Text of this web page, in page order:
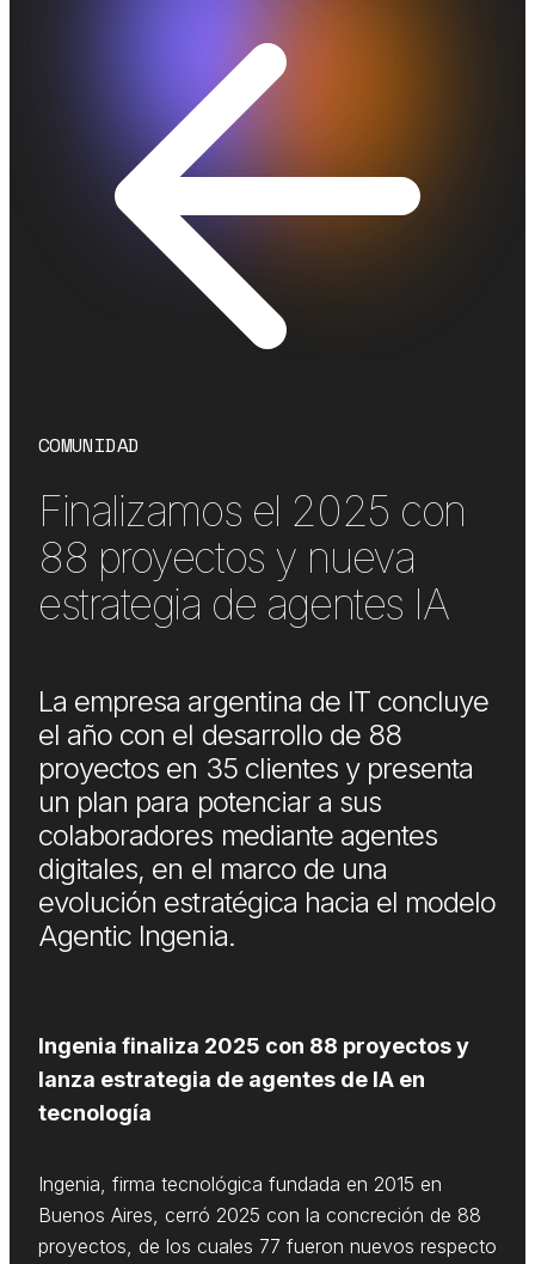
COMUNIDAD
Finalizamos el 2025 con
88 proyectos y nueva
estrategia de agentes IA
La empresa argentina de IT concluye
el año con el desarrollo de 88
proyectos en 35 clientes y presenta
un plan para potenciar a sus
colaboradores mediante agentes
digitales, en el marco de una
evolución estratégica hacia el modelo
Agentic Ingenia.
Ingenia finaliza 2025 con 88 proyectos y
lanza estrategia de agentes de IA en
tecnología
Ingenia, firma tecnológica fundada en 2015 en
Buenos Aires, cerró 2025 con la concreción de 88
proyectos, de los cuales 77 fueron nuevos respecto